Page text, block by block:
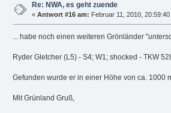
Re: NWA, es geht zuende
« Antwort #16 am: Februar 11, 2010,
... habe noch einen weiteren Grönländer "
Ryder Gletcher (L5) - S4; W1; shocked - TKW
Gefunden wurde er in einer Höhe von ca. 1000
Mit Grünland Gruß,